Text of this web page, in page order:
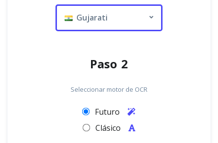
Gujarati
Paso 2
Seleccionar motor de OCR
Futuro
Clásico